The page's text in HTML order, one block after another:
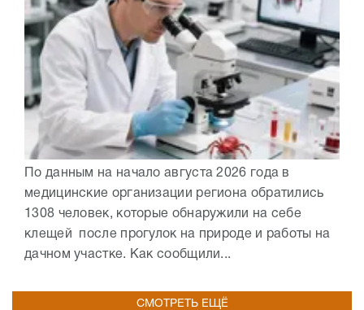
По данным на начало августа 2026 года в
медицинские организации региона обратились
1308 человек, которые обнаружили на себе
клещей после прогулок на природе и работы на
дачном участке. Как сообщили...
СМОТРЕТЬ ЕЩЁ